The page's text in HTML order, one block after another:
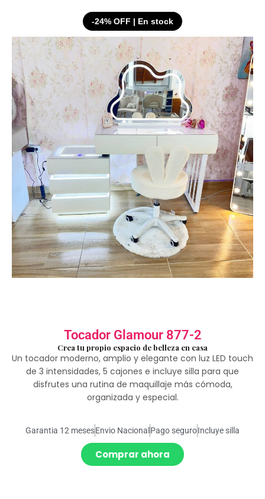
-24% OFF | En stock
Tocador Glamour 877-2
Crea tu propio espacio de belleza en casa
Un tocador moderno, amplio y elegante con luz LED touch
de 3 intensidades, 5 cajones e incluye silla para que
disfrutes una rutina de maquillaje más cómoda,
organizada y especial.
Garantia 12 mesesEnvio Nacional Pago seguroIncluye silla
Comprar ahora